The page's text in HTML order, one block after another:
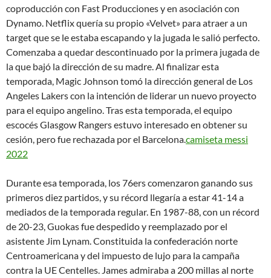
coproducción con Fast Producciones y en asociación con
Dynamo. Netflix quería su propio «Velvet» para atraer a un
target que se le estaba escapando y la jugada le salió perfecto.
Comenzaba a quedar descontinuado por la primera jugada de
la que bajó la dirección de su madre. Al finalizar esta
temporada, Magic Johnson tomó la dirección general de Los
Angeles Lakers con la intención de liderar un nuevo proyecto
para el equipo angelino. Tras esta temporada, el equipo
escocés Glasgow Rangers estuvo interesado en obtener su
cesión, pero fue rechazada por el Barcelona.camiseta messi
2022
Durante esa temporada, los 76ers comenzaron ganando sus
primeros diez partidos, y su récord llegaría a estar 41-14 a
mediados de la temporada regular. En 1987-88, con un récord
de 20-23, Guokas fue despedido y reemplazado por el
asistente Jim Lynam. Constituida la confederación norte
Centroamericana y del impuesto de lujo para la campaña
contra la UE Centelles. James admiraba a 200 millas al norte